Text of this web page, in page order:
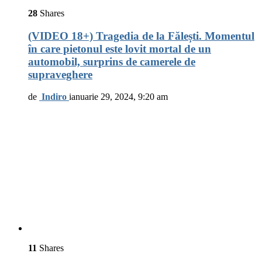
28 Shares
(VIDEO 18+) Tragedia de la Fălești. Momentul
în care pietonul este lovit mortal de un
automobil, surprins de camerele de
supraveghere
de Indiro ianuarie 29, 2024, 9:20 am
11 Shares